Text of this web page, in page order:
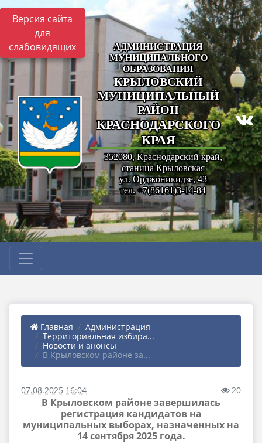
Версия сайта
для
слабовидящих
АДМИНИСТРАЦИЯ
МУНИЦИПАЛЬНОГО
ОБРАЗОВАНИЯ
КРЫЛОВСКИЙ
МУНИЦИПАЛЬНЫЙ
РАЙОН
КРАСНОДАРСКОГО
КРАЯ
352080, Краснодарский край,
станица Крыловская
ул. Орджоникидзе, 43
тел. +7(86161)3-14-84
Главная
Администрация
Территориальная избира...
Новости и анонсы
В Крыловском районе за...
07.08.2025 16:04 20
В Крыловском районе завершилась
регистрация кандидатов на
муниципальных выборах, назначенных на
14 сентября 2025 года.